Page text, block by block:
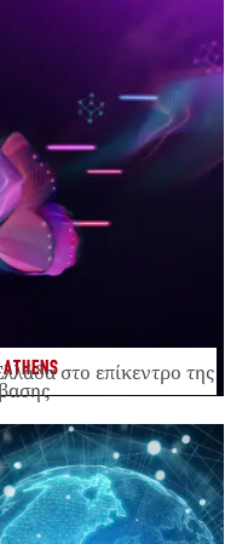
στο επίκεντρο της